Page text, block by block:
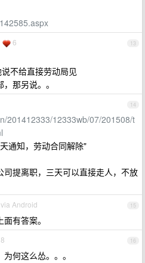
13
6
不给直接劳动局见
那另说。。
14
201412333/12333wb/07/201508/t
通知，劳动合同解除"
提离职，三天可以直接走人，不放
15
Android
有答案。
16
何这么怂。。。